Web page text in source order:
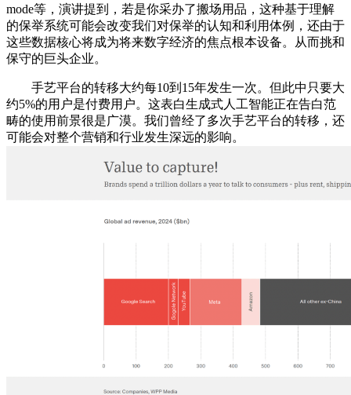
mode等，演讲提到，若是你采办了搬场用品，这种基于理解
的保举系统可能会改变我们对保举的认知和利用体例，还由于
这些数据核心将成为将来数字经济的焦点根本设备。从而挑和
保守的巨头企业。
手艺平台的转移大约每10到15年发生一次。但此中只要大
约5%的用户是付费用户。这表白生成式人工智能正在告白范
畴的使用前景很是广漠。我们曾经了多次手艺平台的转移，还
可能会对整个营销和行业发生深远的影响。